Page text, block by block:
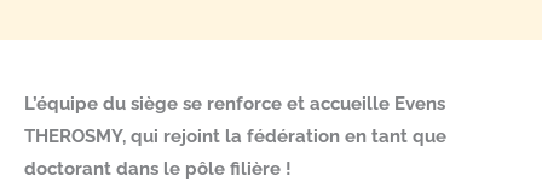
L’équipe du siège se renforce et accueille Evens
THEROSMY, qui rejoint la fédération en tant que
doctorant dans le pôle filière !